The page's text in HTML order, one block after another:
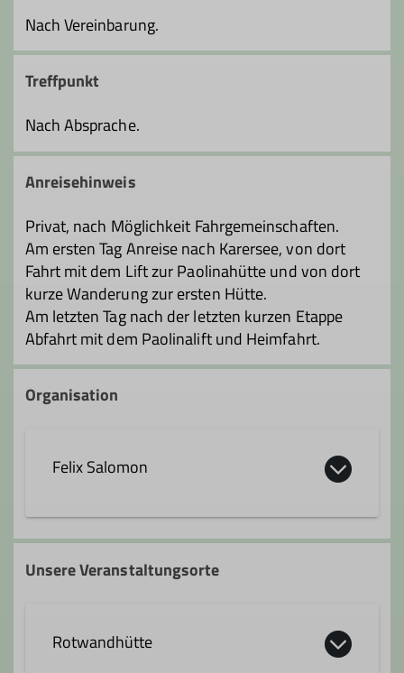
Nach Vereinbarung.
Treffpunkt
Nach Absprache.
Anreisehinweis
Privat, nach Möglichkeit Fahrgemeinschaften.
Am ersten Tag Anreise nach Karersee, von dort
Fahrt mit dem Lift zur Paolinahütte und von dort
kurze Wanderung zur ersten Hütte.
Am letzten Tag nach der letzten kurzen Etappe
Abfahrt mit dem Paolinalift und Heimfahrt.
Organisation
Felix Salomon
felix.salomon@dav-feucht.de
Unsere Veranstaltungsorte
Rotwandhütte